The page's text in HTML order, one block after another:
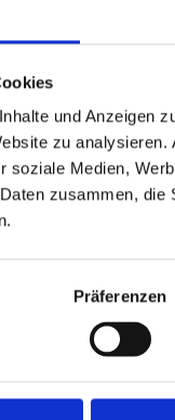
und Anzeigen
zu
soziale Medien,
zusammen,
Präferenzen
ZUM EXPOSÉ